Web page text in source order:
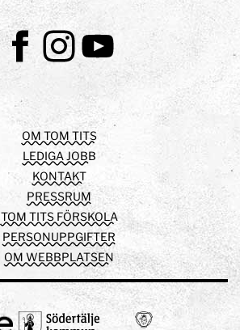
FacebookInstagram
Youtube
OM TOM TITS
LEDIGA JOBB
KONTAKT
PRESSRUM
TOM TITS FÖRSKOLA
PERSONUPPGIFTER
OM WEBBPLATSEN